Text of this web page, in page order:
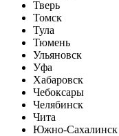
Тверь
Томск
Тула
Тюмень
Ульяновск
Уфа
Хабаровск
Чебоксары
Челябинск
Чита
Южно-Сахалинск